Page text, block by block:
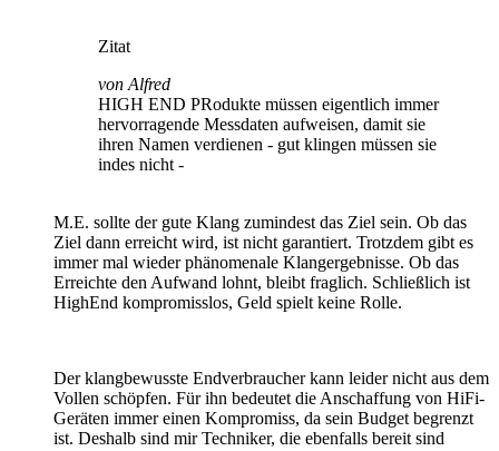
Zitat
von Alfred
HIGH END PRodukte müssen eigentlich immer
hervorragende Messdaten aufweisen, damit sie
ihren Namen verdienen - gut klingen müssen sie
indes nicht -
M.E. sollte der gute Klang zumindest das Ziel sein. Ob das
Ziel dann erreicht wird, ist nicht garantiert. Trotzdem gibt es
immer mal wieder phänomenale Klangergebnisse. Ob das
Erreichte den Aufwand lohnt, bleibt fraglich. Schließlich ist
HighEnd kompromisslos, Geld spielt keine Rolle.
Der klangbewusste Endverbraucher kann leider nicht aus dem
Vollen schöpfen. Für ihn bedeutet die Anschaffung von HiFi-
Geräten immer einen Kompromiss, da sein Budget begrenzt
ist. Deshalb sind mir Techniker, die ebenfalls bereit sind